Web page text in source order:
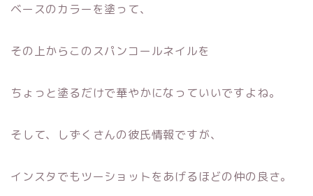
ベースのカラーを塗って、
その上からこのスパンコールネイルを
ちょっと塗るだけで華やかになっていいですよね。
そして、しずくさんの彼氏情報ですが、
インスタでもツーショットをあげるほどの仲の良さ。